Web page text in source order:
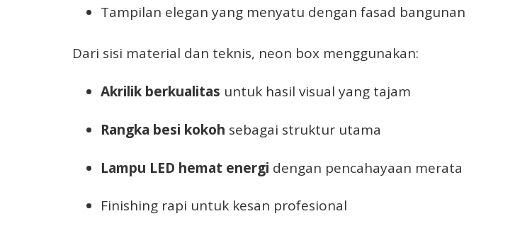
Tampilan elegan yang menyatu dengan fasad bangunan
Dari sisi material dan teknis, neon box menggunakan:
Akrilik berkualitas untuk hasil visual yang tajam
Rangka besi kokoh sebagai struktur utama
Lampu LED hemat energi dengan pencahayaan merata
Finishing rapi untuk kesan profesional